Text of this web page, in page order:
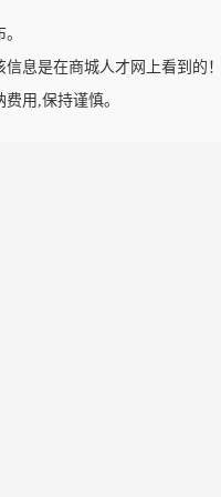
息是在商城人才网上看到的！
用,保持谨慎。